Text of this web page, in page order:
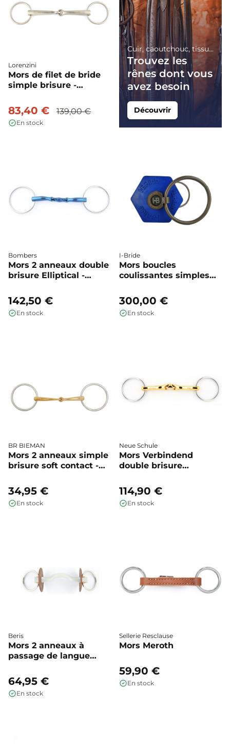
Lorenzini
Mors de filet de bride
simple brisure -
83,40 € 139,00 €
En stock
Cuir, caoutchouc, tissu...
Trouvez les
rênes dont vous
avez besoin
Découvrir
Bombers
Mors 2 anneaux double
brisure Elliptical -
142,50 €
En stock
I-Bride
Mors boucles
coulissantes simples
300,00 €
En stock
BR BIEMAN
Mors 2 anneaux simple
brisure soft contact -
34,95 €
En stock
Neue Schule
Mors Verbindend
double brisure
Neue Schule
114,90 €
En stock
Beris
Mors 2 anneaux à
passage de langue
64,95 €
En stock
Sellerie Resclause
Mors Meroth
59,90 €
En stock